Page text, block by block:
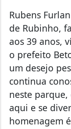
Rubens
de Rubinho,
aos 39 anos,
o prefeito
um desejo
continua
neste parque,
aqui e se
homenagem